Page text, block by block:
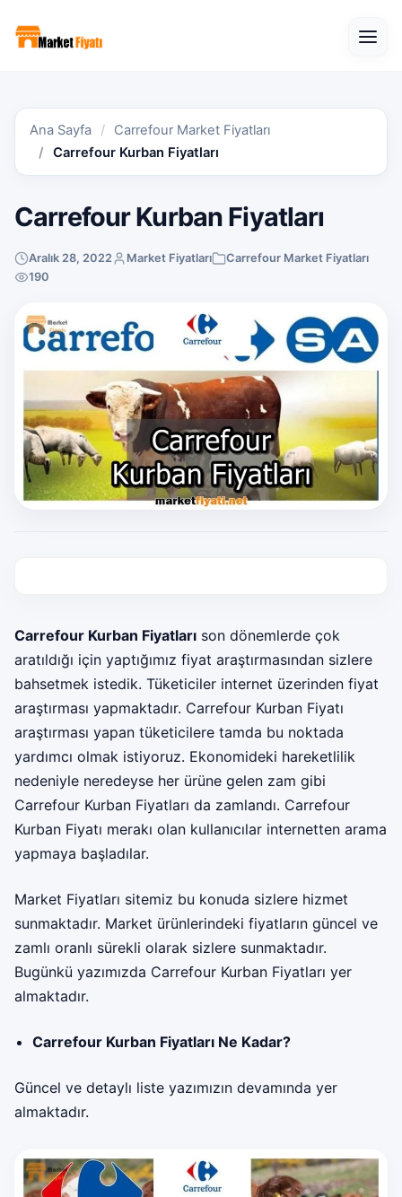
Ana Sayfa
Carrefour Market Fiyatları
Carrefour Kurban Fiyatları
Carrefour Kurban Fiyatları
Aralık 28, 2022 Market Fiyatları
Carrefour Market Fiyatları
190
Carrefour Kurban Fiyatları son dönemlerde çok
aratıldığı için yaptığımız fiyat araştırmasından sizlere
bahsetmek istedik. Tüketiciler internet üzerinden fiyat
araştırması yapmaktadır. Carrefour Kurban Fiyatı
araştırması yapan tüketicilere tamda bu noktada
yardımcı olmak istiyoruz. Ekonomideki hareketlilik
nedeniyle neredeyse her ürüne gelen zam gibi
Carrefour Kurban Fiyatları da zamlandı. Carrefour
Kurban Fiyatı merakı olan kullanıcılar internetten arama
yapmaya başladılar.
Market Fiyatları sitemiz bu konuda sizlere hizmet
sunmaktadır. Market ürünlerindeki fiyatların güncel ve
zamlı oranlı sürekli olarak sizlere sunmaktadır.
Bugünkü yazımızda Carrefour Kurban Fiyatları yer
almaktadır.
Carrefour Kurban Fiyatları Ne Kadar?
Güncel ve detaylı liste yazımızın devamında yer
almaktadır.